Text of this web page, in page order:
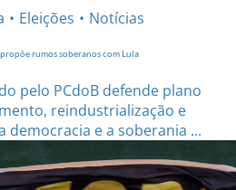
Eleições Notícias
rumos soberanos com Lula
pelo PCdoB defende plano
reindustrialização e
e a soberania ...